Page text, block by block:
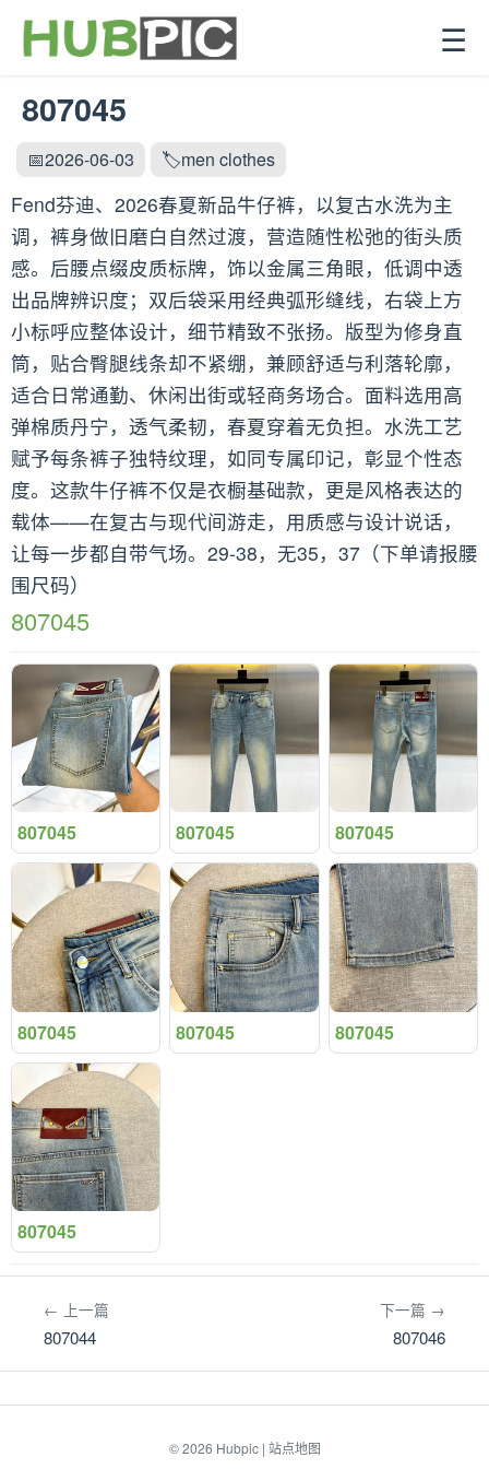
☰
807045
📅2026-06-03 🏷️men clothes
Fend芬迪、2026春夏新品牛仔裤，以复古水洗为主
调，裤身做旧磨白自然过渡，营造随性松弛的街头质
感。后腰点缀皮质标牌，饰以金属三角眼，低调中透
出品牌辨识度；双后袋采用经典弧形缝线，右袋上方
小标呼应整体设计，细节精致不张扬。版型为修身直
筒，贴合臀腿线条却不紧绷，兼顾舒适与利落轮廓，
适合日常通勤、休闲出街或轻商务场合。面料选用高
弹棉质丹宁，透气柔韧，春夏穿着无负担。水洗工艺
赋予每条裤子独特纹理，如同专属印记，彰显个性态
度。这款牛仔裤不仅是衣橱基础款，更是风格表达的
载体——在复古与现代间游走，用质感与设计说话，
让每一步都自带气场。29-38，无35，37（下单请报腰
围尺码）
807045
807045 807045 807045
807045 807045 807045
807045
← 上一篇
807044
下一篇 →
807046
© 2026 Hubpic| 站点地图